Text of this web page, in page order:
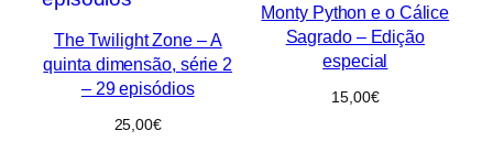
The Twilight Zone – A
quinta dimensão, série 2
– 29 episódios
25,00€
Monty Python e o Cálice
Sagrado – Edição
especial
15,00€